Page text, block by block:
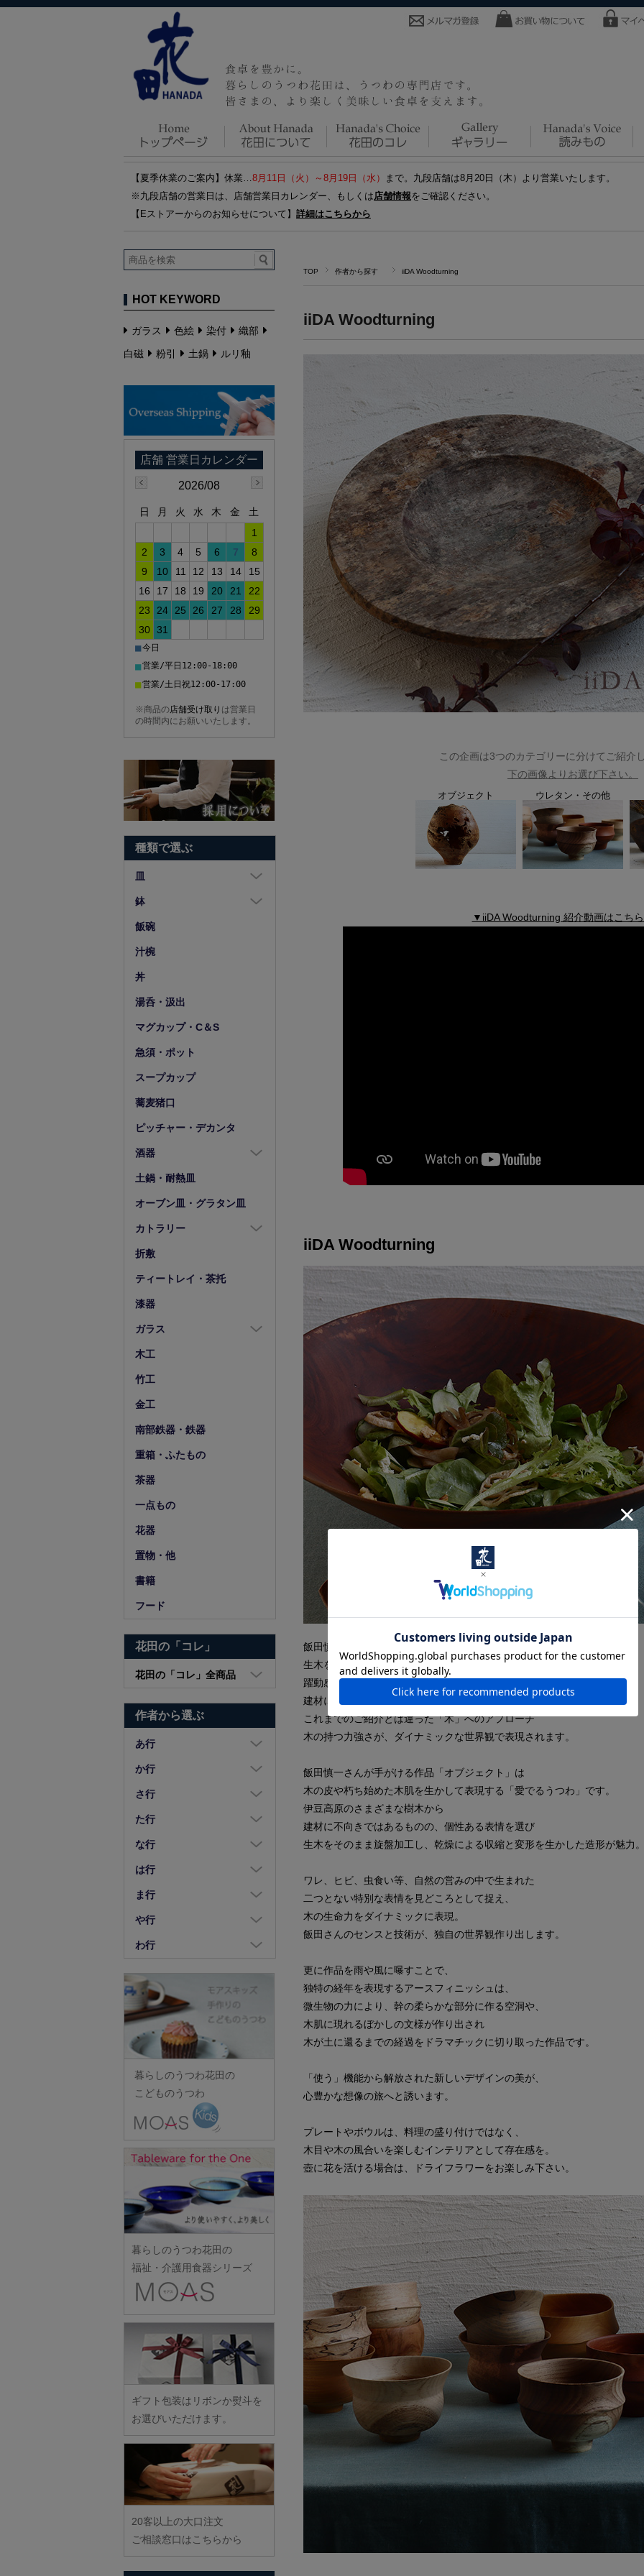
【夏季休業のご案内】休業…8月11日（火）～8月19日（水）
まで。九段店舗は8月20日（木）より営業いたします。
※九段店舗の営業日は、店舗営業日カレンダー、もしくは店舗情報をご確認ください。
【Eストアーからのお知らせについて】 詳細はこちらから
TOP 作者から探す iiDA Woodturning
iiDA Woodturning
この企画は3つのカテゴリーに分けてご紹介
下の画像よりお選び下さい。
オブジェクト ウレタン・その他
▼iiDA Woodturning 紹介動画はこち
iiDA Woodturning
飯田慎一さん、飯田康恵さんが手掛けるのは
生木をそのまま旋盤加工し、乾燥による収縮と変形を生かした造形です。
躍動感ある木目は、伊豆高原のさまざまな樹木から
建材に不向きではあるものの、個性ある表情を選んだもの。
これまでのご紹介とは違った「木」へのアプローチ
木の持つ力強さが、ダイナミックな世界観で表現されます。
飯田慎一さんが手がける作品「オブジェクト」は
木の皮や朽ち始めた木肌を生かして表現する「愛でるうつわ」です。
伊豆高原のさまざまな樹木から
建材に不向きではあるものの、個性ある表情を選び
生木をそのまま旋盤加工し、乾燥による収縮と変形を生かした造形が魅力
ワレ、ヒビ、虫食い等、自然の営みの中で生まれた
二つとない特別な表情を見どころとして捉え、
木の生命力をダイナミックに表現。
飯田さんのセンスと技術が、独自の世界観作り出します。
更に作品を雨や風に曝すことで、
独特の経年を表現するアースフィニッシュは、
微生物の力により、幹の柔らかな部分に作る空洞や、
木肌に現れるぼかしの文様が作り出され
木が土に還るまでの経過をドラマチックに切り取った作品です。
「使う」機能から解放された新しいデザインの美が、
心豊かな想像の旅へと誘います。
プレートやボウルは、料理の盛り付けではなく、
木目や木の風合いを楽しむインテリアとして存在感を。
壺に花を活ける場合は、ドライフラワーをお楽しみ下さい。
HOT KEYWORD
ガラス 色絵 染付
織部
白磁
粉引 土鍋 ルリ釉
2026/08
日 月 火 水 木 金
土
1
2
3 4 5 6 7
8
9
10 11 12 13 14
15
16
17 18 19 20 21
22
23
24 25 26 27 28
29
30 31
■今日
■営業/平日12:00-18:00
■営業/土日祝12:00-17:00
※商品の店舗受け取り は営業日
の時間内にお願いいたします。
種類で選ぶ
皿
大皿（8寸以上）
中皿（5～7寸）
小皿（4寸以下）
鉢
大鉢（8寸以上）
中鉢（5～7寸）
飯碗
汁椀
丼
湯呑・汲出
マグカップ・C＆S
急須・ポット
スープカップ
蕎麦猪口
ピッチャー・デカンタ
酒器
酒器全商品
徳利
土鍋・耐熱皿
オーブン皿・グラタン皿
カトラリー
カトラリー全商品
箸
箸置
折敷
ティートレイ・茶托
漆器
ガラス
ガラス全商品
グラス
ガラス皿
木工
竹工
金工
南部鉄器・鉄器
重箱・ふたもの
茶器
一点もの
花器
置物・他
書籍
フード
花田の「コレ」
花田の「コレ」全商品
鉢・湯呑・カップ
汁椀・土鍋・折敷
小物・カトラリー
作者から選ぶ
あ行
浅野奈生
苧野直樹
安達和治
天野琴音
荒川真吾
荒賀文成
安齋新・厚子
iiDA Woodturning
伊賀焼土楽
池島直人
池島仁美
生島賢
生島明水
池田大介
石川漆宝堂
石田誠
和泉良法
市川知也
伊藤聡信
伊藤孝英
井銅心平
稲村真耶
井上真梨子
イレヤガラス
岩舘隆（浄法寺）
臼田けい子
鵜藤清
海野裕
浦陽子
遠藤マサヒロ
か行
蠣崎マコト
葛西国太郎
葛西義信
釜定
河上智美
川合孝知
川辺忠
川村宏樹
幹山繁太
季更器窯
岸野寛
北野敏一（犀ノ音窯）
清岡幸道
日下華子
九谷青窯
工藤和彦
クラタペッパー
小泉敦信
こいずみみゆき
枯白 乾喬彰
小寺暁洋
小西晃
小林巧征
小牧広平
小宮崇
近藤幸男
近藤亮介
さ行
坂本達哉
佐川岳彦
佐々木暢子
重田良古
島田まるみ
志村睦彦
城進
新城文香
菅原博之
鈴木亜以
鈴木重孝
鈴木努
鈴木涼子
スナオミガラス
須原健夫
た行
高島慎一
高木剛
高原真由美
竹俣勇壱
タジェール・デ・マエダ
田中あい
田中佐和子
谷永太郎
玉山保男
田村悠
崔在皓
土屋伸顕
滴生舎
土井康治朗
土井宏友
陶房独歩炎
東北巧芸舎
徳永遊心
戸田文浩
富山孝一
土本訓寛・土本久美子
な行
中荒江道子
中尾万作
中川紀夫
長ぶき窯
中町いずみ
中村一也
中村圭
中村幸一郎
d.Tam 中村孝子/桃子
中山孝志
名古路英介
ななかまど
西納三枝
西山芳浩
野口漆工房
野口悦士
は行
橋村大作
長谷川由香
畑中篤
花田
花田(山中・越前・その他の
漆器)
羽生直記
林拓児
原田譲
日高伸治
日高直子
ヒヅミ峠舎
樋山真弓
平岡正弘
平林秀幸
廣野俊彦
廣政毅
ふじい製作所
藤崎均
藤田永子
藤塚光男
古川桜
文吉窯
堀畑蘭
ま行
前田麻美
正木春蔵
松浦コータロー
松浦ナオコ
松葉勇輝
松本郁美
松本優樹
松本良夫
三浦侑子
水垣千悦
水野克俊
みずのみさ
光井威善
三留舞
宮岡麻衣子
宮崎孝彦
三輪周太郎
武曽健一
村田森
村田菜穂美
木工ヤマニ
森知恵子
森悠紀子
森下綾
や行
八木橋昇
山口硝子
山口利枝
山崎葉
山下工芸
山田洋次
山田隆太郎
山中恵介
山本隆博
山本哲也
山本恭代
山本亮平
Yu-ten
雪ノ浦裕一
吉岡将弐
吉田学
米満麻子
わ行
ワダコーヘー
渡辺信史
渡邊心平
暮らしのうつわ花田の
こどものうつわ
暮らしのうつわ花田の
福祉・介護用食器シリーズ
ギフト包装はリボンか熨斗を
お選びいただけます。
20客以上の大口注文
ご相談窓口はこちらから